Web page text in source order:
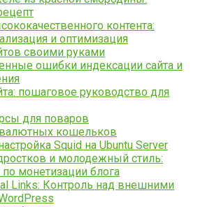
контента:
и оптимизация
своими руками
ошибки индексации сайта и
пошаговое руководство для
для поваров
кошельков
Squid на Ubuntu Server
и молодежный стиль:
монетизации блога
Links: Контроль над внешними